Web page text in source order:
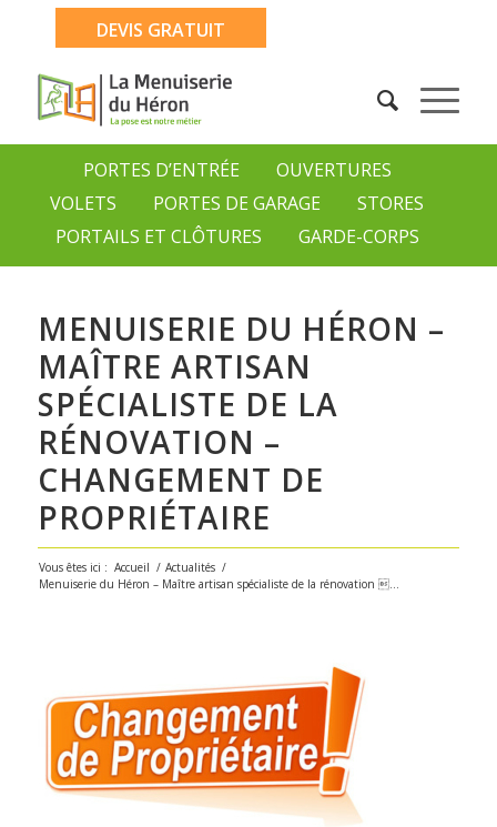
DEVIS GRATUIT
PORTES D’ENTRÉE
OUVERTURES
VOLETS
PORTES DE GARAGE
STORES
PORTAILS ET CLÔTURES
GARDE-CORPS
MENUISERIE DU HÉRON –
MAÎTRE ARTISAN
SPÉCIALISTE DE LA
RÉNOVATION –
CHANGEMENT DE
PROPRIÉTAIRE
Vous êtes ici : Accueil / Actualités /
Menuiserie du Héron – Maître artisan spécialiste de la rénovation ...